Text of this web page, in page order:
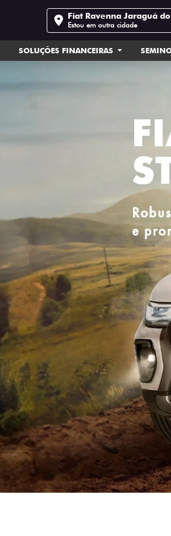
Fiat Ravenna Jaraguá
Estou em outra cidade
SOLUÇÕES FINANCEIRAS